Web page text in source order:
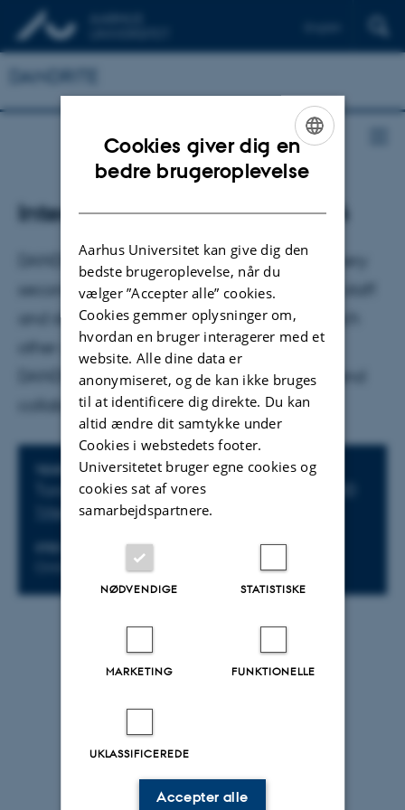
DANDRITE
Internal Meeting - January 14
DANDRITE Internal Meetings takes place every
second Thursday from 9-10 am, where all staff
and students at DANDRITE meet to give each
other updates on the research done at
DANDRITE in order to facilitate interaction and
collaborations among the groups.
Oplysninger om arrangementet
TIDSPUNKT
Torsdag 14. januar 2021,
Tilføj til kalender
Online via Zoom
Magnus Kræpping Andersen
Chair:
Presenter:
Duda Kvitsiani, Tetrode building
ENGLISH
Cookies giver dig en
bedre brugeroplevelse
Aarhus Universitet kan give dig den
bedste brugeroplevelse, når du
vælger ”Accepter alle” cookies.
Cookies gemmer oplysninger om,
hvordan en bruger interagerer med et
website. Alle dine data er
anonymiseret, og de kan ikke bruges
til at identificere dig direkte. Du kan
altid ændre dit samtykke under
Cookies i webstedets footer.
Universitetet bruger egne cookies og
cookies sat af vores
samarbejdspartnere.
NØDVENDIGE STATISTISKE
MARKETING FUNKTIONELLE
UKLASSIFICEREDE
Accepter alle